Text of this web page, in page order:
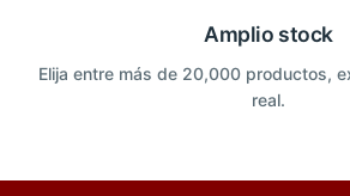
Amplio stock
Elija entre más de 20,000 productos,
real.